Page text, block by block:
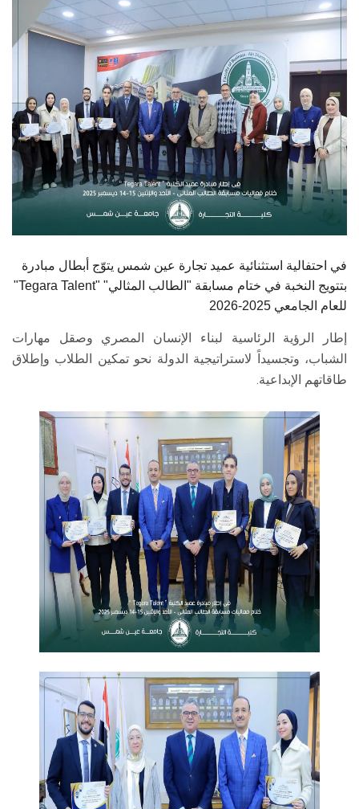
الدراسات العليا
الموظفون
الزائـرون
سجل الان
في احتفالية استثنائية عميد تجارة عين شمس يتوّج أبطال مبادرة
"Tegara Talent" بتتويج النخبة في ختام مسابقة "الطالب المثالي"
للعام الجامعي 2025-2026
إطار الرؤية الرئاسية لبناء الإنسان المصري وصقل مهارات
الشباب، وتجسيداً لاستراتيجية الدولة نحو تمكين الطلاب وإطلاق
طاقاتهم الإبداعية.